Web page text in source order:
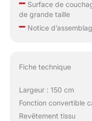
Surface de
de grande taille
–Notice
Fiche technique
Largeur : 150 cm
Fonction convertible
Revêtement tissu